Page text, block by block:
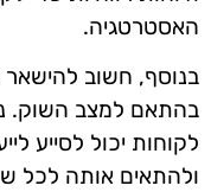
האסטרטגיה.
בנוסף, חשוב להישאר
בהתאם למצב השוק.
לקוחות יכול לסייע
ולהתאים אותה לכל